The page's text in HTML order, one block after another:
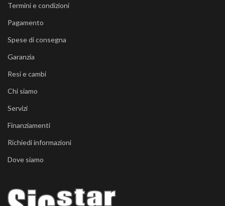
Termini e condizioni
Pagamento
Spese di consegna
Garanzia
Resi e cambi
Chi siamo
Servizi
Finanziamenti
Richiedi informazioni
Dove siamo